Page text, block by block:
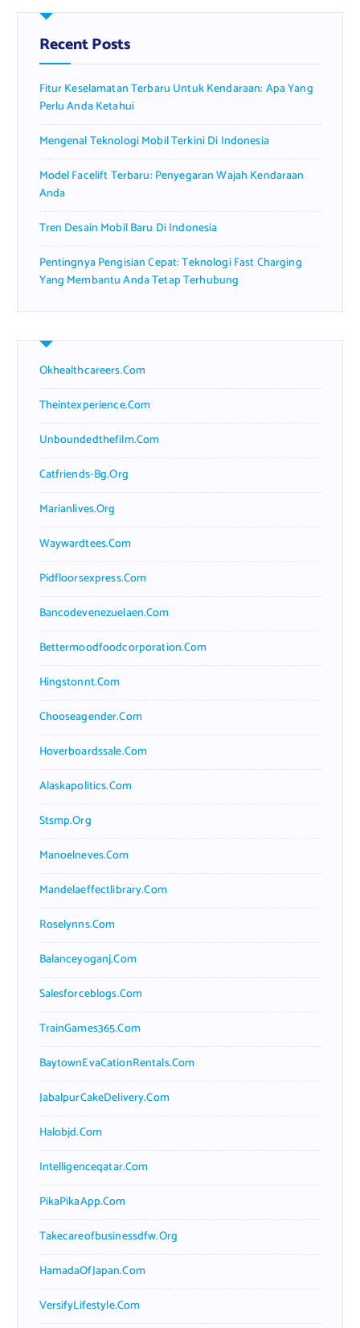
h
f
o
:
Recent Posts
Fitur Keselamatan Terbaru Untuk Kendaraan: Apa Yang
Perlu Anda Ketahui
Mengenal Teknologi Mobil Terkini Di Indonesia
Model Facelift Terbaru: Penyegaran Wajah Kendaraan
Anda
Tren Desain Mobil Baru Di Indonesia
Pentingnya Pengisian Cepat: Teknologi Fast Charging
Yang Membantu Anda Tetap Terhubung
Okhealthcareers.com
Theintexperience.com
Unboundedthefilm.com
Catfriends-Bg.org
Marianlives.org
Waywardtees.com
Pidfloorsexpress.com
Bancodevenezuelaen.com
Bettermoodfoodcorporation.com
Hingstonnt.com
Chooseagender.com
Hoverboardssale.com
Alaskapolitics.com
Stsmp.org
Manoelneves.com
Mandelaeffectlibrary.com
Roselynns.com
Balanceyoganj.com
Salesforceblogs.com
TrainGames365.com
BaytownEvaCationRentals.com
JabalpurCakeDelivery.com
Halobjd.com
Intelligenceqatar.com
PikaPikaApp.com
Takecareofbusinessdfw.org
HamadaOfJapan.com
VersifyLifestyle.com